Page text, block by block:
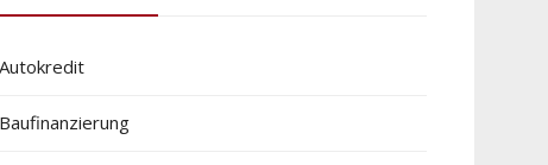
Autokredit
Baufinanzierung